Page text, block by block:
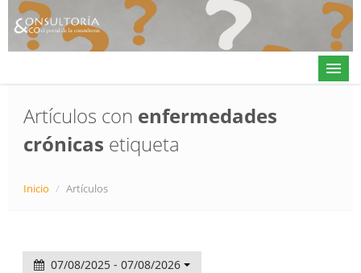
Actualidad
Artículos con enfermedades
crónicas etiqueta
Inicio / Artículos
07/08/2025 - 07/08/2026